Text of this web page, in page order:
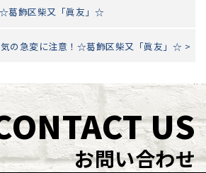
葛飾区柴又「眞友」☆
の急変に注意！☆葛飾区柴又「眞友」☆ >
US
お問い合わせ